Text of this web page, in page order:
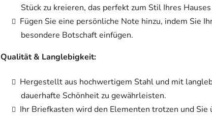
Stück zu kreieren, das perfekt zum Stil Ihres
Fügen Sie eine persönliche Note hinzu, indem Sie
besondere Botschaft einfügen.
Qualität & Langlebigkeit:
Hergestellt aus hochwertigem Stahl und mit
dauerhafte Schönheit zu gewährleisten.
Ihr Briefkasten wird den Elementen trotzen und Sie